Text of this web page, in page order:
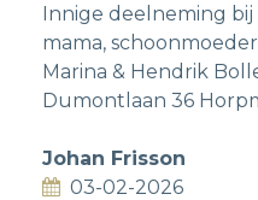
Innige deelneming
mama,
Marina & Hendrik
Dumontlaan 36
Johan Frisson
03-02-2026